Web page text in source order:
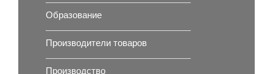
Образование
Производители товаров
Производство